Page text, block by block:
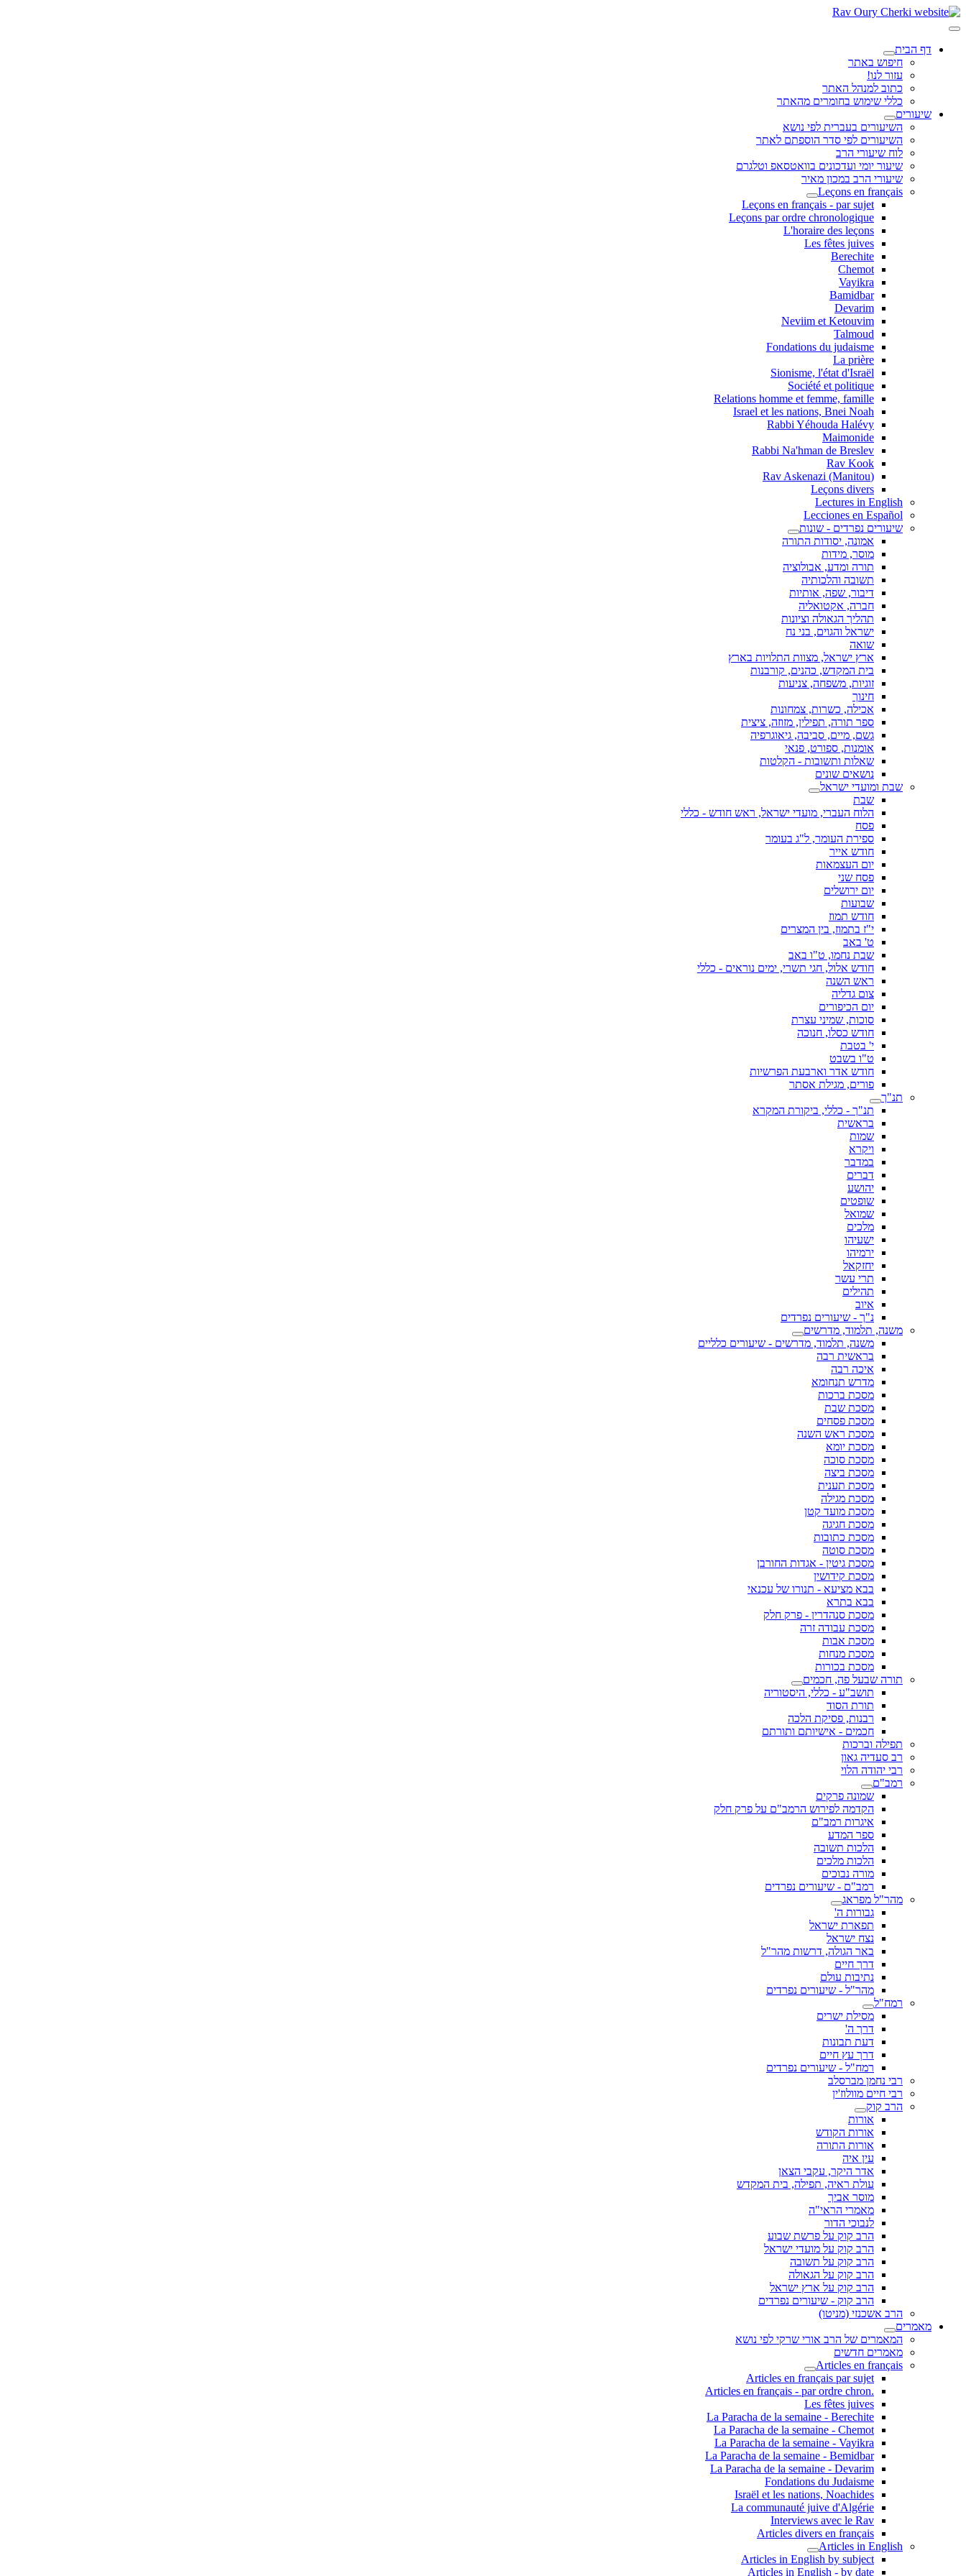
דף הבית
חיפוש באתר
עזור לנו!
כתוב למנהל האתר
כללי שימוש בחומרים מהאתר
שיעורים
השיעורים בעברית לפי נושא
השיעורים לפי סדר הוספתם לאתר
לוח שיעורי הרב
שיעור יומי ועדכונים בוואטסאפ וטלגרם
שיעורי הרב במכון מאיר
Leçons en français
Leçons en français - par sujet
Leçons par ordre chronologique
L'horaire des leçons
Les fêtes juives
Berechite
Chemot
Vayikra
Bamidbar
Devarim
Neviim et Ketouvim
Talmoud
Fondations du judaisme
La prière
Sionisme, l'état d'Israël
Société et politique
Relations homme et femme, famille
Israel et les nations, Bnei Noah
Rabbi Yéhouda Halévy
Maimonide
Rabbi Na'hman de Breslev
Rav Kook
(Rav Askenazi (Manitou
Leçons divers
Lectures in English
Lecciones en Español
שיעורים נפרדים - שונות
אמונה, יסודות התורה
מוסר, מידות
תורה ומדע, אבולוציה
תשובה והלכותיה
דיבור, שפה, אותיות
חברה, אקטואליה
תהליך הגאולה וציונות
ישראל והגוים, בני נח
שואה
ארץ ישראל, מצוות התלויות בארץ
בית המקדש, כהנים, קורבנות
זוגיות, משפחה, צניעות
חינוך
אכילה, כשרות, צמחונות
ספר תורה, תפילין, מזוזה, ציצית
גשם, מיים, סביבה, גיאוגרפיה
אומנות, ספורט, פנאי
שאלות ותשובות - הקלטות
נושאים שונים
שבת ומועדי ישראל
שבת
הלוח העברי, מועדי ישראל, ראש חודש - כללי
פסח
ספירת העומר, ל"ג בעומר
חודש אייר
יום העצמאות
פסח שני
יום ירושלים
שבועות
חודש תמוז
י"ז בתמוז, בין המצרים
ט' באב
שבת נחמו, ט"ו באב
חודש אלול, חגי תשרי, ימים נוראים - כללי
ראש השנה
צום גדליה
יום הכיפורים
סוכות, שמיני עצרת
חודש כסלו, חנוכה
י' בטבת
ט"ו בשבט
חודש אדר וארבעת הפרשיות
פורים, מגילת אסתר
תנ"ך
תנ"ך - כללי, ביקורת המקרא
בראשית
שמות
ויקרא
במדבר
דברים
יהושע
שופטים
שמואל
מלכים
ישעיהו
ירמיהו
יחזקאל
תרי עשר
תהילים
איוב
נ"ך - שיעורים נפרדים
משנה, תלמוד, מדרשים
משנה, תלמוד, מדרשים - שיעורים כלליים
בראשית רבה
איכה רבה
מדרש תנחומא
מסכת ברכות
מסכת שבת
מסכת פסחים
מסכת ראש השנה
מסכת יומא
מסכת סוכה
מסכת ביצה
מסכת תענית
מסכת מגילה
מסכת מועד קטן
מסכת חגיגה
מסכת כתובות
מסכת סוטה
מסכת גיטין - אגדות החורבן
מסכת קידושין
בבא מציעא - תנורו של עכנאי
בבא בתרא
מסכת סנהדרין - פרק חלק
מסכת עבודה זרה
מסכת אבות
מסכת מנחות
מסכת בכורות
תורה שבעל פה, חכמים
תושב"ע - כללי, היסטוריה
תורת הסוד
רבנות, פסיקת הלכה
חכמים - אישיותם ותורתם
תפילה וברכות
רב סעדיה גאון
רבי יהודה הלוי
רמב"ם
שמונה פרקים
הקדמה לפירוש הרמב"ם על פרק חלק
איגרות רמב"ם
ספר המדע
הלכות תשובה
הלכות מלכים
מורה נבוכים
רמב"ם - שיעורים נפרדים
מהר"ל מפראג
גבורות ה'
תפארת ישראל
נצח ישראל
באר הגולה, דרשות מהר"ל
דרך חיים
נתיבות עולם
מהר"ל - שיעורים נפרדים
רמח"ל
מסילת ישרים
דרך ה'
דעת תבונות
דרך עץ חיים
רמח"ל - שיעורים נפרדים
רבי נחמן מברסלב
רבי חיים מוולוז'ין
הרב קוק
אורות
אורות הקודש
אורות התורה
עין איה
אדר היקר, עקבי הצאן
עולת ראיה, תפילה, בית המקדש
מוסר אביך
מאמרי הראי"ה
לנבוכי הדור
הרב קוק על פרשת שבוע
הרב קוק על מועדי ישראל
הרב קוק על תשובה
הרב קוק על הגאולה
הרב קוק על ארץ ישראל
הרב קוק - שיעורים נפרדים
הרב אשכנזי (מניטו)
מאמרים
המאמרים של הרב אורי שרקי לפי נושא
מאמרים חדשים
Articles en français
Articles en français par sujet
.Articles en français - par ordre chron
Les fêtes juives
La Paracha de la semaine - Berechite
La Paracha de la semaine - Chemot
La Paracha de la semaine - Vayikra
La Paracha de la semaine - Bemidbar
La Paracha de la semaine - Devarim
Fondations du Judaisme
Israël et les nations, Noachides
La communauté juive d'Algérie
Interviews avec le Rav
Articles divers en français
Articles in English
Articles in English by subject
Articles in English - by date